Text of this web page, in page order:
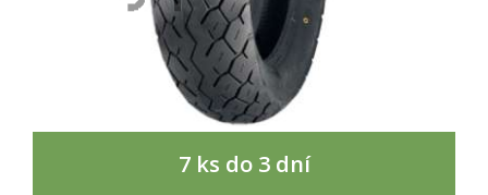
7 ks do 3 dní